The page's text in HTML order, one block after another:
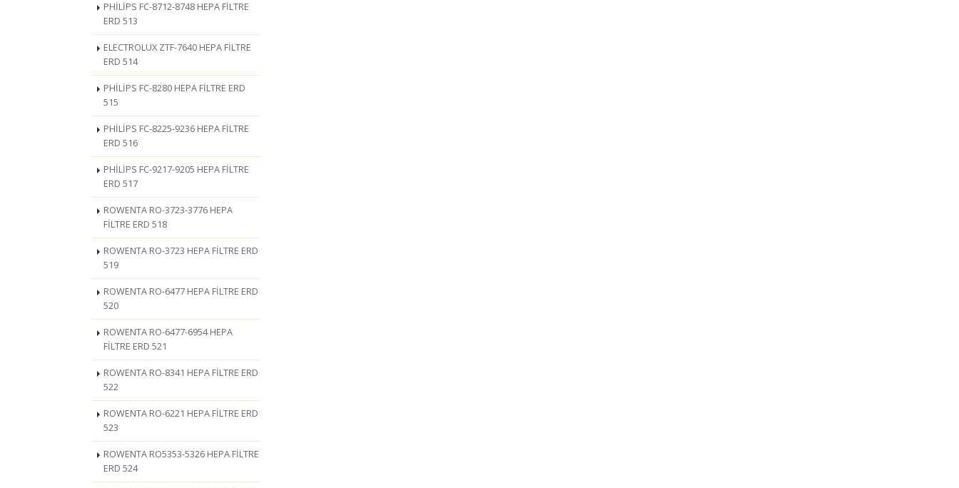
PHİLİPS FC-8712-8748 HEPA FİLTRE
ERD 513
ELECTROLUX ZTF-7640 HEPA FİLTRE
ERD 514
PHİLİPS FC-8280 HEPA FİLTRE ERD
515
PHİLİPS FC-8225-9236 HEPA FİLTRE
ERD 516
PHİLİPS FC-9217-9205 HEPA FİLTRE
ERD 517
ROWENTA RO-3723-3776 HEPA
FİLTRE ERD 518
ROWENTA RO-3723 HEPA FİLTRE ERD
519
ROWENTA RO-6477 HEPA FİLTRE ERD
520
ROWENTA RO-6477-6954 HEPA
FİLTRE ERD 521
ROWENTA RO-8341 HEPA FİLTRE ERD
522
ROWENTA RO-6221 HEPA FİLTRE ERD
523
ROWENTA RO5353-5326 HEPA FİLTRE
ERD 524